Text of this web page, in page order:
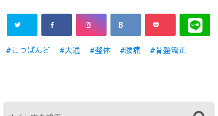
こつばんど 大通 整体 腰痛 骨盤矯正